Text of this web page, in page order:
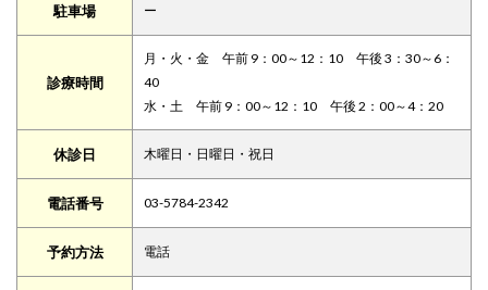
駐車場 ー
診療時間
月・火・金 午前 9：00～12：10 午後 3：30～6：
40
水・土 午前 9：00～12：10 午後 2：00～4：20
休診日 木曜日・日曜日・祝日
電話番号 03-5784-2342
予約方法 電話